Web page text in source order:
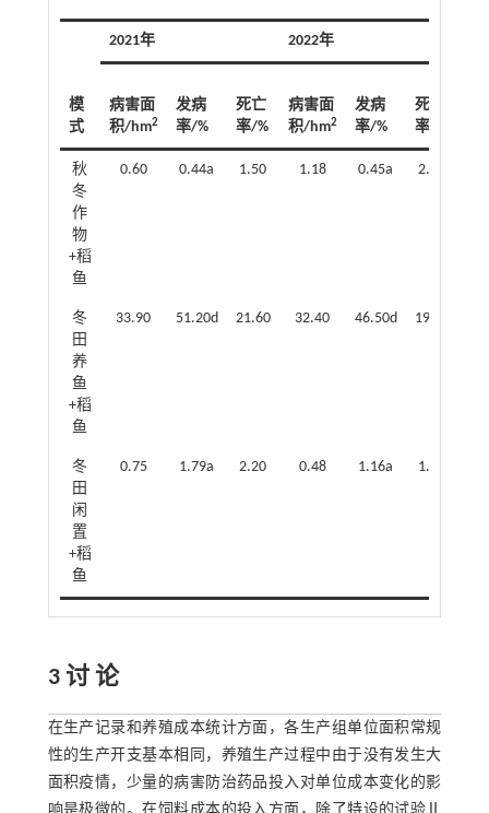
模
式
2021年 2022年
病害面
积/hm2
发病
率/%
死亡
率/%
病害面
积/hm2
发病
率/%
死亡
率/%
秋
冬
作
物
+稻
鱼
0.60 0.44a 1.50 1.18 0.45a 2.40
冬
田
养
鱼
+稻
鱼
33.90 51.20d 21.60 32.40 46.50d 19.80
冬
田
闲
置
+稻
鱼
0.75 1.79a 2.20 0.48 1.16a 1.60
3 讨 论
在生产记录和养殖成本统计方面，各生产组单位面积常规
性的生产开支基本相同，养殖生产过程中由于没有发生大
面积疫情，少量的病害防治药品投入对单位成本变化的影